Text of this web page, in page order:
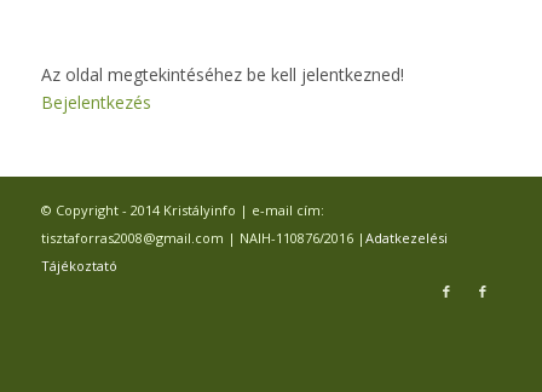
Az oldal megtekintéséhez be kell jelentkezned!
Bejelentkezés
© Copyright - 2014 Kristályinfo | e-mail cím:
tisztaforras2008@gmail.com | NAIH-110876/2016 | Adatkezelési
Tájékoztató